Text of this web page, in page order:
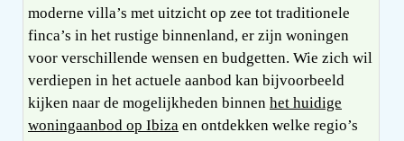
moderne villa’s met uitzicht op zee tot traditionele
finca’s in het rustige binnenland, er zijn woningen
voor verschillende wensen en budgetten. Wie zich wil
verdiepen in het actuele aanbod kan bijvoorbeeld
kijken naar de mogelijkheden binnen het huidige
woningaanbod op Ibiza en ontdekken welke regio’s